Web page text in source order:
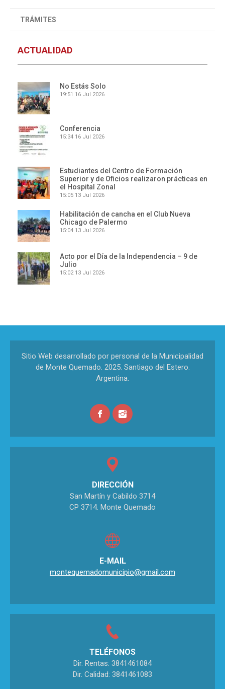
TRÁMITES
ACTUALIDAD
No Estás Solo
19:51 16 Jul 2026
Conferencia
15:34 16 Jul 2026
Estudiantes del Centro de Formación
Superior y de Oficios realizaron prácticas en
el Hospital Zonal
15:05 13 Jul 2026
Habilitación de cancha en el Club Nueva
Chicago de Palermo
15:04 13 Jul 2026
Acto por el Día de la Independencia – 9 de
Julio
15:02 13 Jul 2026
Sitio Web desarrollado por personal de la Municipalidad
de Monte Quemado. 2025. Santiago del Estero.
Argentina.
DIRECCIÓN
San Martín y Cabildo 3714
CP 3714. Monte Quemado
E-MAIL
montequemadomunicipio@gmail.com
TELÉFONOS
Dir. Rentas: 3841461084
Dir. Calidad: 3841461083